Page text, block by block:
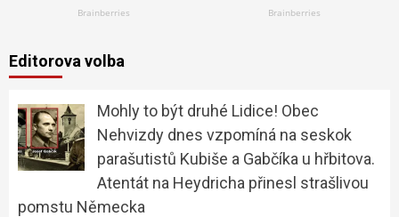
Editorova volba
Mohly to být druhé Lidice! Obec
Nehvizdy dnes vzpomíná na seskok
parašutistů Kubiše a Gabčíka u hřbitova.
Atentát na Heydricha přinesl strašlivou
pomstu Německa